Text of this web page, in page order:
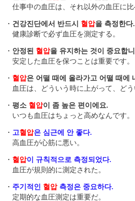
仕事中の血圧は、それ以外の血圧に比
・ 건강진단에서 반드시 혈압을 측정한다.
健康診断で必ず血圧を測定する。
・ 안정된 혈압을 유지하는 것이 중요합
安定した血圧を保つことは重要です。
・ 혈압은 어떨 때에 올라가고 어떨 때에
血圧は、どういう時に上がって、ど
・ 평소 혈압이 좀 높은 편이에요.
いつも血圧はちょっと高めなんです。
・ 고혈압은 심근 에 안 좋다.
高血圧が心筋に悪い。
・ 혈압이 규칙적으로 측정되었다 .
血圧が規則的に測定された。
・ 주기적인 혈압측정은 중요하다.
定期的な血圧測定は重要だ。